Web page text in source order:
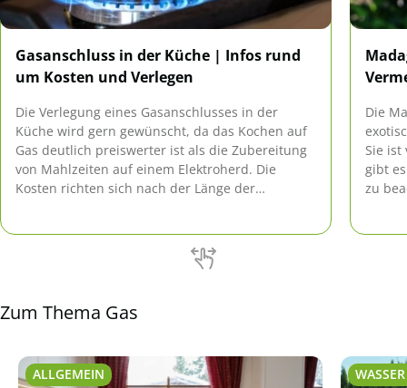
Gasanschluss in der Küche | Infos rund
um Kosten und Verlegen
Die Verlegung eines Gasanschlusses in der
Küche wird gern gewünscht, da das Kochen auf
Gas deutlich preiswerter ist als die Zubereitung
von Mahlzeiten auf einem Elektroherd. Die
Kosten richten sich nach der Länge der
Die
Sie
gibt
zu
Zum Thema Gas
ALLGEMEIN